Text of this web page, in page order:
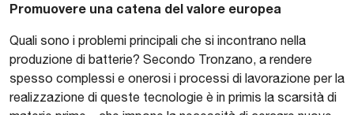
Promuovere una catena del valore europea
Quali sono i problemi principali che si incontrano nella
produzione di batterie? Secondo Tronzano, a rendere
spesso complessi e onerosi i processi di lavorazione per la
realizzazione di queste tecnologie è in primis la scarsità di